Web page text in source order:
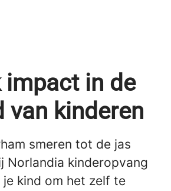
impact in de
van kinderen
smeren tot de jas
Norlandia kinderopvang
kind om het zelf te